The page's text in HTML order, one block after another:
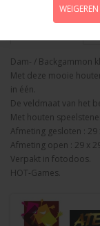
Dam- / Backgammon
Met deze mooie
in één.
De veldmaat van het
Met houten
Afmeting gesloten : 29
Afmeting open : 29 x
Verpakt in fotodoos.
HOT-Games.
WEIGEREN